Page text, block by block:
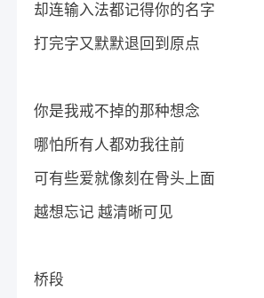
却连输入法都记得你的名字
打完字又默默退回到原点
你是我戒不掉的那种想念
哪怕所有人都劝我往前
可有些爱就像刻在骨头上面
越想忘记 越清晰可见
桥段